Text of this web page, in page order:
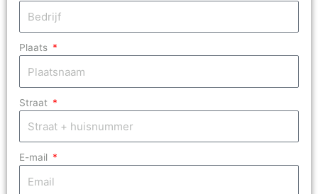
Plaats
Straat
E-mail